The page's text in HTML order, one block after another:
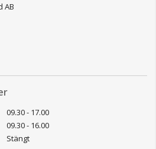
AB
09.30 - 17.00
09.30 - 16.00
Stängt